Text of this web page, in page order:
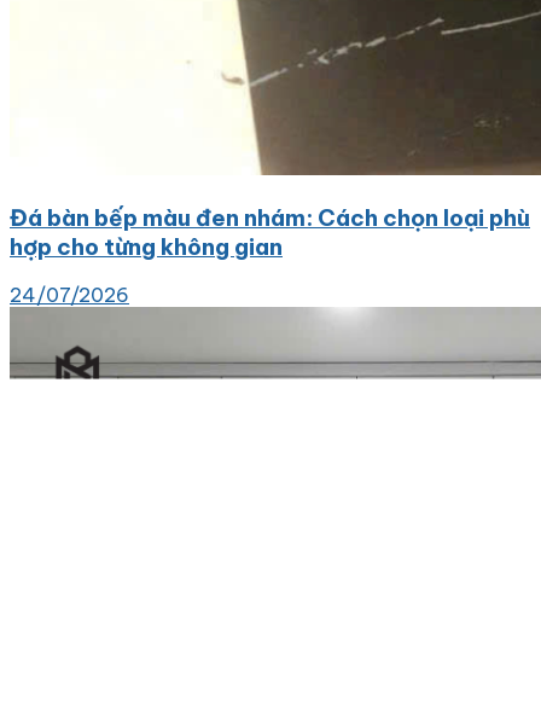
Đá bàn bếp màu đen nhám: Cách chọn loại phù
hợp cho từng không gian
24/07/2026